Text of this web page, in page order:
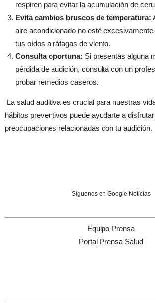
respiren para evitar la acumulación de
Evita cambios bruscos de temperatura:
aire acondicionado no esté
tus oídos a ráfagas de viento.
Consulta oportuna: Si presentas alguna
pérdida de audición, consulta con un
probar remedios caseros.
La salud auditiva es crucial para nuestras
hábitos preventivos puede ayudarte a
preocupaciones relacionadas con tu audición.
Síguenos en Google Noticias
Equipo Prensa
Portal Prensa Salud